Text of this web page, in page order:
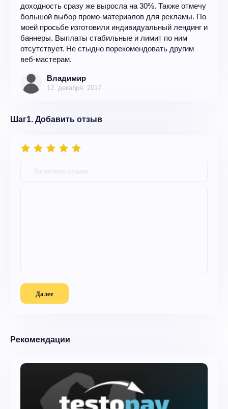
доходность сразу же выросла на 30%. Также отмечу
большой выбор промо-материалов для рекламы. По
моей просьбе изготовили индивидуальный лендинг и
баннеры. Выплаты стабильные и лимит по ним
отсутствует. Не стыдно порекомендовать другим
веб-мастерам.
Владимир
12. декабря. 2017
Шаг1. Добавить отзыв
Далее
Рекомендации